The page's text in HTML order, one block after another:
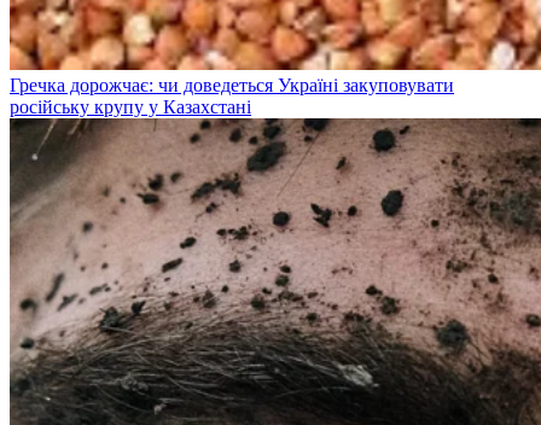
Гречка дорожчає: чи доведеться Україні закуповувати
російську крупу у Казахстані